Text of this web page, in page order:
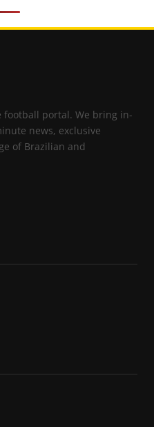
football portal. We bring in-
news, exclusive
of Brazilian and